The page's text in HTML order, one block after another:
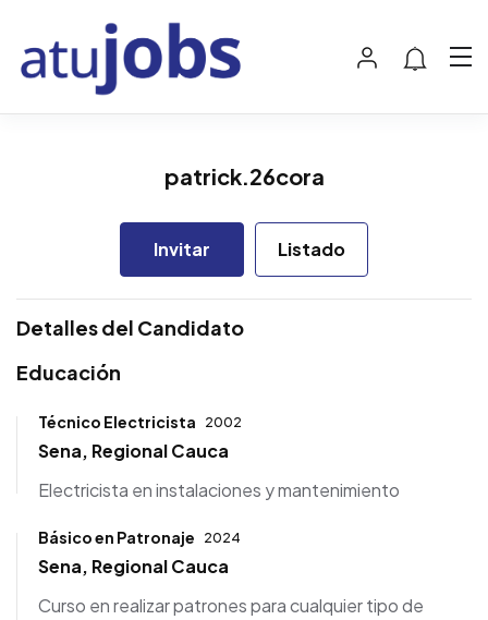
patrick.26cora
Invitar Listado
Detalles del Candidato
Educación
Técnico Electricista 2002
Sena, Regional Cauca
Electricista en instalaciones y mantenimiento
Básico en Patronaje 2024
Sena, Regional Cauca
Curso en realizar patrones para cualquier tipo de